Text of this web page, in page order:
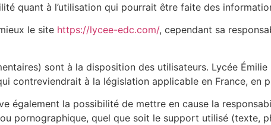
quant à l’utilisation qui pourrait être faite des
le site https://lycee-edc.com/, cependant sa
sont à la disposition des utilisateurs. Lycée
contreviendrait à la législation applicable en France,
également la possibilité de mettre en cause la
pornographique, quel que soit le support utilisé (texte,